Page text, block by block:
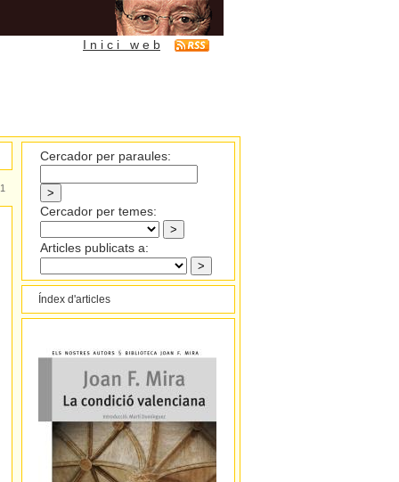
I n i c i w e b
1
Cercador per paraules:
Cercador per temes:
Articles publicats a:
Índex d'articles